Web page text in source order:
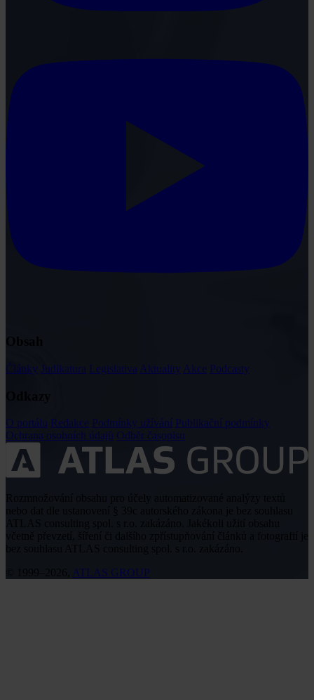
Články Judikatura Legislativa Aktuality Akce Podcasty
O portálu Redakce Podmínky užívání Publikační podmínky
Ochrana osobních údajů Odběr časopisu
včetně převzetí, šíření či dalšího zpřístupňování článků a fotografií je
ATLAS GROUP